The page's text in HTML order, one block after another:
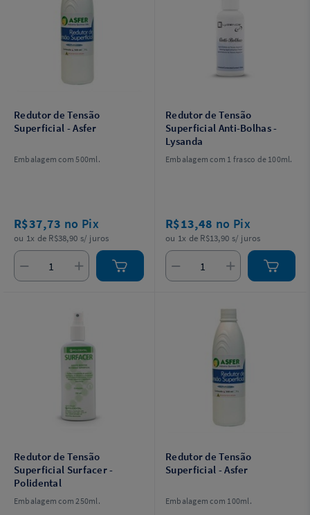
Redutor de Tensão
Superficial - Asfer
Embalagem com 500ml.
R$37,73 no Pix
ou 1x de R$38,90 s/ juros
Redutor de Tensão
Superficial Anti-Bolhas -
Lysanda
Embalagem com 1 frasco de 100ml.
R$13,48 no Pix
ou 1x de R$13,90 s/ juros
Redutor de Tensão
Superficial Surfacer -
Polidental
Embalagem com 250ml.
Redutor de Tensão
Superficial - Asfer
Embalagem com 100ml.